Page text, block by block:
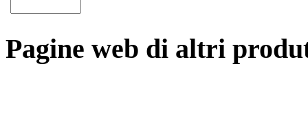
Pagine web di altri